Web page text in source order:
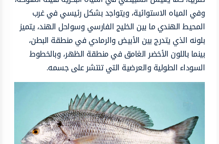
وفي المياه الاستوائية، ويتواجد بشكل رئيسي في غرب
المحيط الهندي ما بين الخليج الفارسي وسواحل الهند، يتميز
بلونه الذي يتدرج بين الأبيض والرمادي في منطقة البطن،
بينما باللون الأخضر الغامق في منطقة الظهر، وبالخطوط
السوداء الطولية والعرضية التي تنتشر على جسمه.